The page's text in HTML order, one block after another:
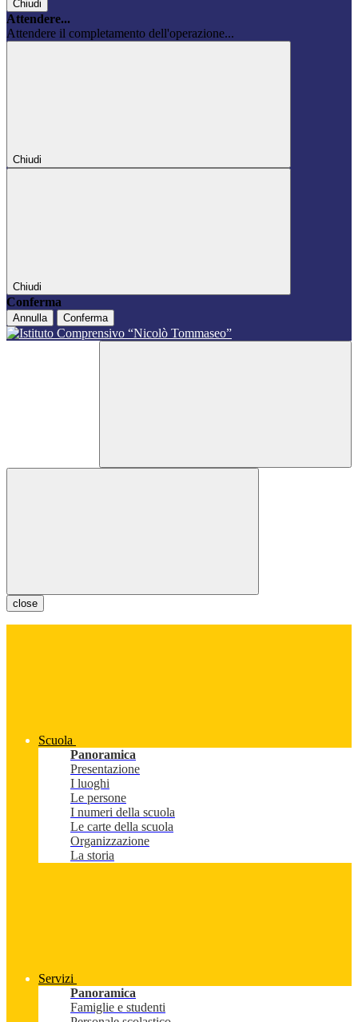
Chiudi
Attendere...
Attendere il completamento dell'operazione...
Chiudi
Chiudi
Conferma
Annulla Conferma
close
Scuola
Panoramica
Presentazione
I luoghi
Le persone
I numeri della scuola
Le carte della scuola
Organizzazione
La storia
Servizi
Panoramica
Famiglie e studenti